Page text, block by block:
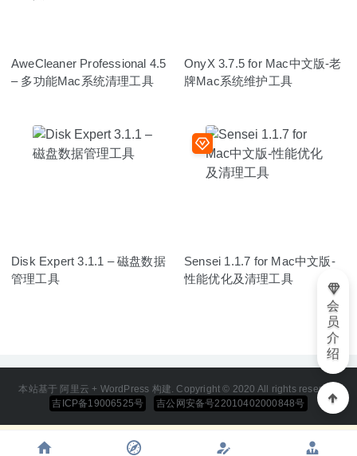
AweCleaner Professional 4.5
– 多功能Mac系统清理工具
OnyX 3.7.5 for Mac中文版-老
牌Mac系统维护工具
Disk Expert 3.1.1 – 磁盘数据
管理工具
Sensei 1.1.7 for Mac中文版-
性能优化及清理工具
本站基于 阿里云 + WordPress 构建. Copyright © 2020 All rights reserved
吉ICP备19006525号
吉公网安备号22010402000848号
会
员
介
绍